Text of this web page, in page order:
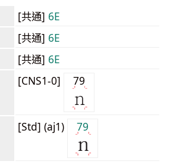
[共通] 6E
[共通] 6E
[共通] 6E
[CNS1-0] 79
[Std] (aj1) 79